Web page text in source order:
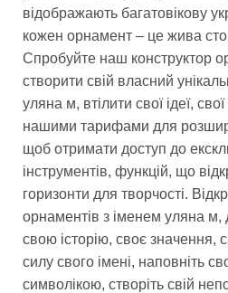
відображають багатовікову
кожен орнамент – це жива
Спробуйте наш конструктор
створити свій власний
уляна м, втілити свої ідеї,
нашими тарифами для
щоб отримати доступ до
інструментів, функцій, що
горизонти для творчості.
орнаментів з іменем уляна
свою історію, своє значення,
силу свого імені, наповніть
символікою, створіть свій